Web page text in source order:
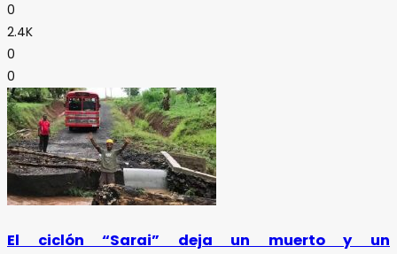
0
2.4K
0
0
El ciclón “Sarai” deja un muerto y un